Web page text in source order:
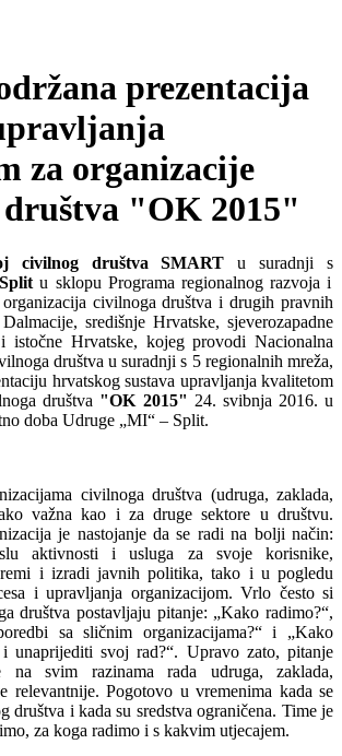
prezentacija
za organizacije
"OK 2015"
civilnog društva SMART u suradnji s
u sklopu Programa regionalnog razvoja i
organizacija civilnoga društva i drugih pravnih
središnje Hrvatske, sjeverozapadne
istočne Hrvatske, kojeg provodi Nacionalna
društva u suradnji s 5 regionalnih mreža,
hrvatskog sustava upravljanja kvalitetom
društva "OK 2015" 24. svibnja 2016. u
doba Udruge „MI“ – Split.
civilnoga društva (udruga, zaklada,
važna kao i za druge sektore u društvu.
je nastojanje da se radi na bolji način:
aktivnosti i usluga za svoje korisnike,
i izradi javnih politika, tako i u pogledu
i upravljanja organizacijom. Vrlo često si
društva postavljaju pitanje: „Kako radimo?“,
sa sličnim organizacijama?“ i „Kako
unaprijediti svoj rad?“. Upravo zato, pitanje
na svim razinama rada udruga, zaklada,
relevantnije. Pogotovo u vremenima kada se
društva i kada su sredstva ograničena. Time je
za koga radimo i s kakvim utjecajem.